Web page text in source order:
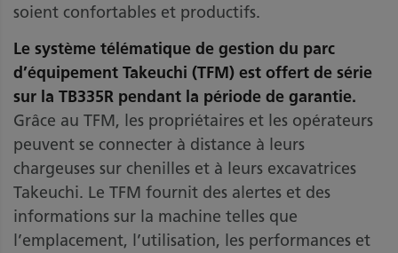
soient confortables et productifs.
Le système télématique de gestion du parc
d’équipement Takeuchi (TFM) est offert de série
sur la TB335R pendant la période de garantie.
Grâce au TFM, les propriétaires et les opérateurs
peuvent se connecter à distance à leurs
chargeuses sur chenilles et à leurs excavatrices
Takeuchi. Le TFM fournit des alertes et des
informations sur la machine telles que
l’emplacement, l’utilisation, les performances et